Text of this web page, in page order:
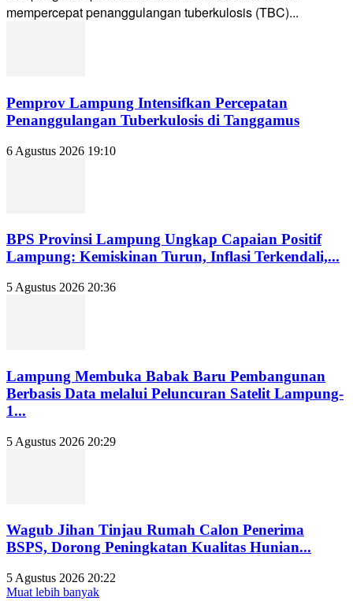
mempercepat penanggulangan tuberkulosis (TBC)...
Pemprov Lampung Intensifkan Percepatan
Penanggulangan Tuberkulosis di Tanggamus
6 Agustus 2026 19:10
BPS Provinsi Lampung Ungkap Capaian Positif
Lampung: Kemiskinan Turun, Inflasi Terkendali,...
5 Agustus 2026 20:36
Lampung Membuka Babak Baru Pembangunan
Berbasis Data melalui Peluncuran Satelit Lampung-
1...
5 Agustus 2026 20:29
Wagub Jihan Tinjau Rumah Calon Penerima
BSPS, Dorong Peningkatan Kualitas Hunian...
5 Agustus 2026 20:22
Muat lebih banyak